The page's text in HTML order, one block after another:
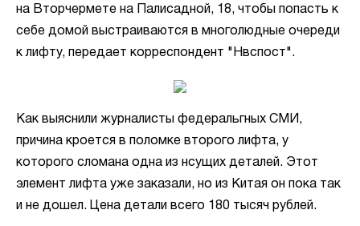
на Вторчермете на Палисадной, 18, чтобы попасть к
себе домой выстраиваются в многолюдные очереди
к лифту, передает корреспондент "Нвспост".
Как выяснили журналисты федеральгных СМИ,
причина кроется в поломке второго лифта, у
которого сломана одна из нсущих деталей. Этот
элемент лифта уже заказали, но из Китая он пока так
и не дошел. Цена детали всего 180 тысяч рублей.